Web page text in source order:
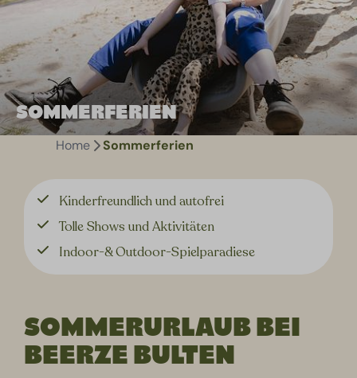
SOMMERFERIEN
Home Sommerferien
Kinderfreundlich und autofrei
Tolle Shows und Aktivitäten
Indoor-& Outdoor-Spielparadiese
SOMMERURLAUB BEI
BEERZE BULTEN